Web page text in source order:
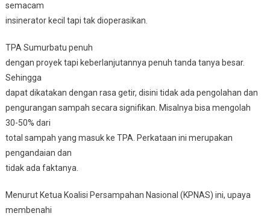
semacam
insinerator kecil tapi tak dioperasikan.
TPA Sumurbatu penuh
dengan proyek tapi keberlanjutannya penuh tanda tanya besar.
Sehingga
dapat dikatakan dengan rasa getir, disini tidak ada pengolahan dan
pengurangan sampah secara signifikan. Misalnya bisa mengolah
30-50% dari
total sampah yang masuk ke TPA. Perkataan ini merupakan
pengandaian dan
tidak ada faktanya.
Menurut Ketua Koalisi Persampahan Nasional (KPNAS) ini, upaya
membenahi